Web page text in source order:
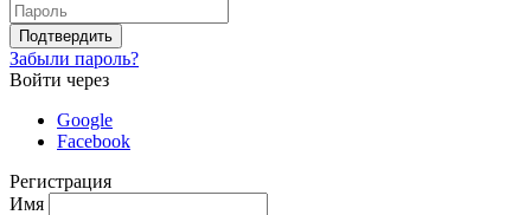
Подтвердить
Забыли пароль?
Войти через
Google
Facebook
Регистрация
Имя